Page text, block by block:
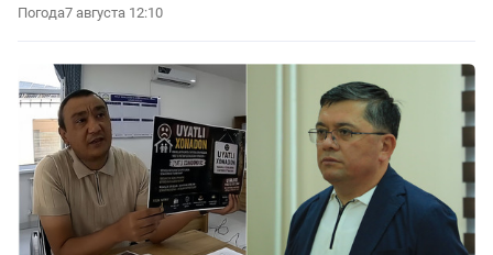
Погода7 августа 12:10